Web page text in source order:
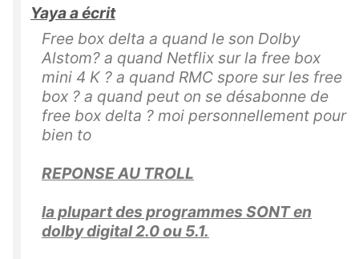
Yaya a écrit
Free box delta a quand le son Dolby
Alstom? a quand Netflix sur la free box
mini 4 K ? a quand RMC spore sur les free
box ? a quand peut on se désabonne de
free box delta ? moi personnellement pour
bien to
REPONSE AU TROLL
la plupart des programmes SONT en
dolby digital 2.0 ou 5.1.